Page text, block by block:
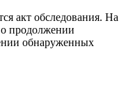
акт обследования. На
продолжении
обнаруженных